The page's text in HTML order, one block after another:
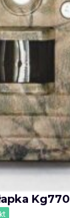
Kg770